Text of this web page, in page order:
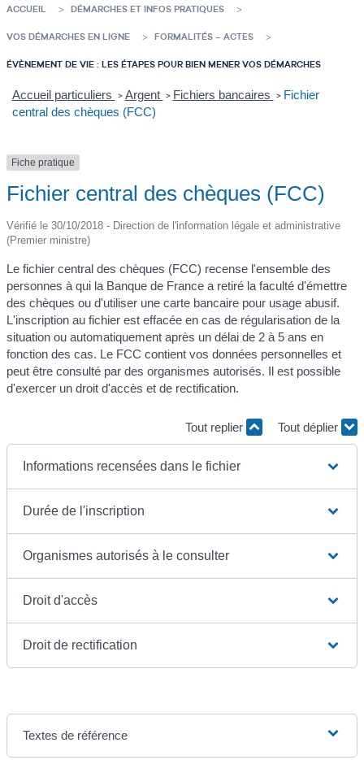
ACCUEIL DÉMARCHES ET INFOS PRATIQUES
VOS DÉMARCHES EN LIGNE FORMALITÉS – ACTES
ÉVÈNEMENT DE VIE : LES ÉTAPES POUR BIEN MENER VOS DÉMARCHES
Accueil particuliers > Argent > Fichiers bancaires > Fichier
central des chèques (FCC)
Fiche pratique
Fichier central des chèques (FCC)
Vérifié le 30/10/2018 - Direction de l'information légale et administrative
(Premier ministre)
Le fichier central des chèques (FCC) recense l'ensemble des
personnes à qui la Banque de France a retiré la faculté d'émettre
des chèques ou d'utiliser une carte bancaire pour usage abusif.
L'inscription au fichier est effacée en cas de régularisation de la
situation ou automatiquement après un délai de 2 à 5 ans en
fonction des cas. Le FCC contient vos données personnelles et
peut être consulté par des organismes autorisés. Il est possible
d'exercer un droit d'accès et de rectification.
Tout replier Tout déplier
Informations recensées dans le fichier
Durée de l'inscription
Organismes autorisés à le consulter
Droit d'accès
Droit de rectification
Textes de référence